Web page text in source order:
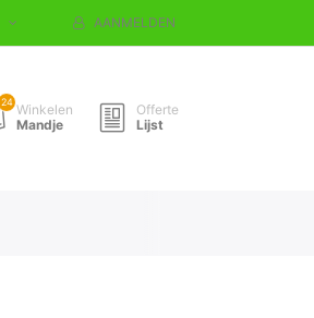
AANMELDEN
24 Winkelen
Mandje
Offerte
Lijst